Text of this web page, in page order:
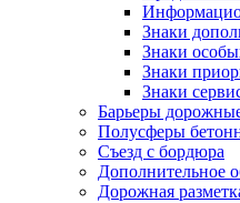
Знаки
Знаки
Знаки
Знаки
Барьеры
Полусферы
Съезд с бордюра
Дополнительное
Дорожная